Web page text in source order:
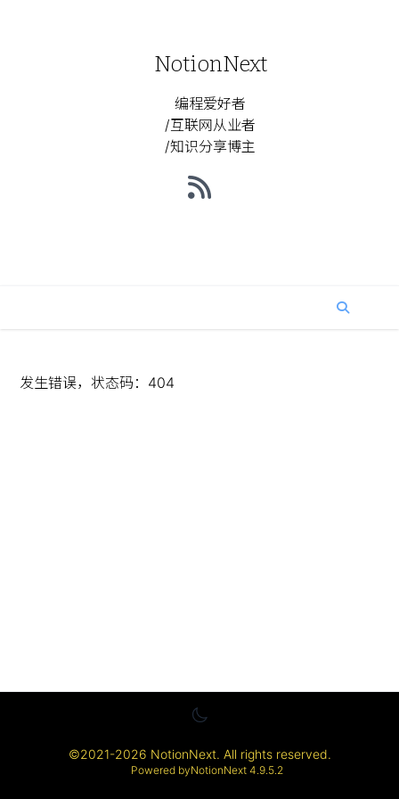
NotionNext
编程爱好者
/互联网从业者
/知识分享博主
发生错误，状态码： 404
©2021-2026 NotionNext. All rights reserved.
Powered byNotionNext 4.9.5.2